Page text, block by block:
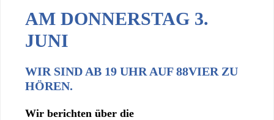
AM DONNERSTAG 3.
JUNI
WIR SIND AB 19 UHR AUF 88VIER ZU
HÖREN.
Wir berichten über die